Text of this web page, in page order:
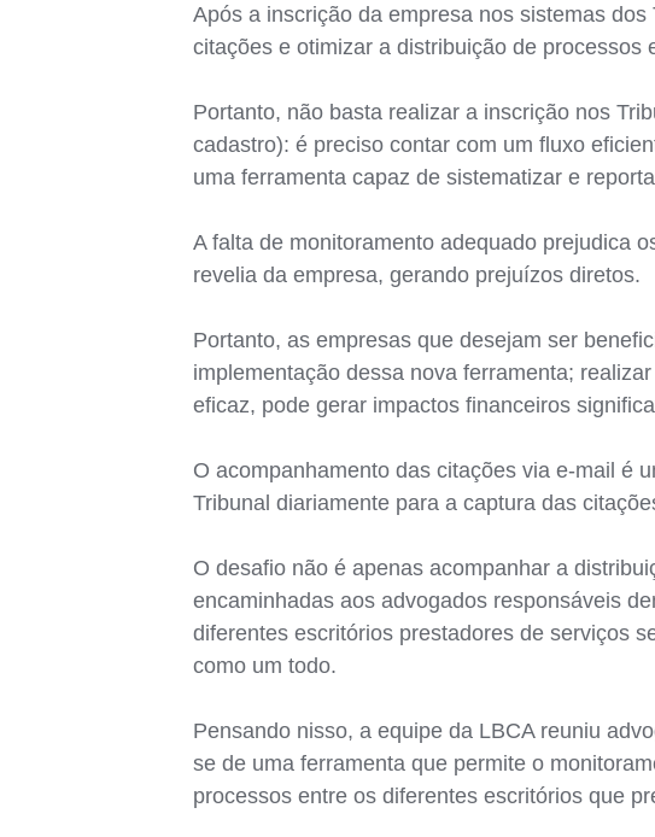
Após a inscrição da empresa nos sistemas
citações e otimizar a distribuição de
Portanto, não basta realizar a inscrição nos
cadastro): é preciso contar com um fluxo
uma ferramenta capaz de sistematizar e
A falta de monitoramento adequado prejudica
revelia da empresa, gerando prejuízos diretos.
Portanto, as empresas que desejam ser
implementação dessa nova ferramenta;
eficaz, pode gerar impactos financeiros
O acompanhamento das citações via e-mail é
Tribunal diariamente para a captura das
O desafio não é apenas acompanhar a
encaminhadas aos advogados responsáveis
diferentes escritórios prestadores de serviços
como um todo.
Pensando nisso, a equipe da LBCA reuniu
se de uma ferramenta que permite o
processos entre os diferentes escritórios que